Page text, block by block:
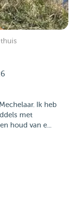
Ik heb
met
houd van e...